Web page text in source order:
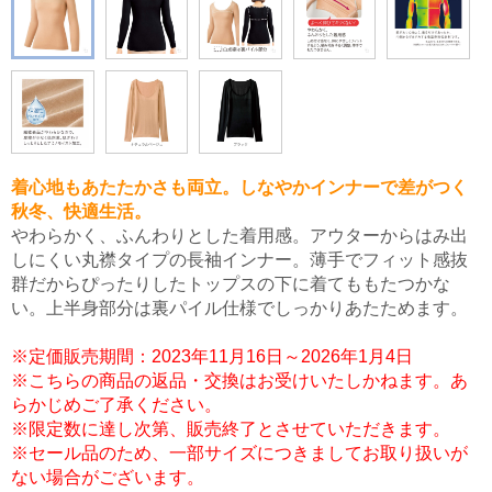
着心地もあたたかさも両立。しなやかインナーで差がつく
秋冬、快適生活。
やわらかく、ふんわりとした着用感。アウターからはみ出
しにくい丸襟タイプの長袖インナー。薄手でフィット感抜
群だからぴったりしたトップスの下に着てももたつかな
い。上半身部分は裏パイル仕様でしっかりあたためます。
※定価販売期間：2023年11月16日～2026年1月4日
※こちらの商品の返品・交換はお受けいたしかねます。あ
らかじめご了承ください。
※限定数に達し次第、販売終了とさせていただきます。
※セール品のため、一部サイズにつきましてお取り扱いが
ない場合がございます。